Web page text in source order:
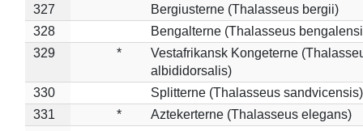
327
Bergiusterne (Thalasseus bergii)
328
Bengalterne (Thalasseus
329
*
Vestafrikansk Kongeterne
albididorsalis)
330
Splitterne (Thalasseus sandvicensis)
331
*
Aztekerterne (Thalasseus elegans)